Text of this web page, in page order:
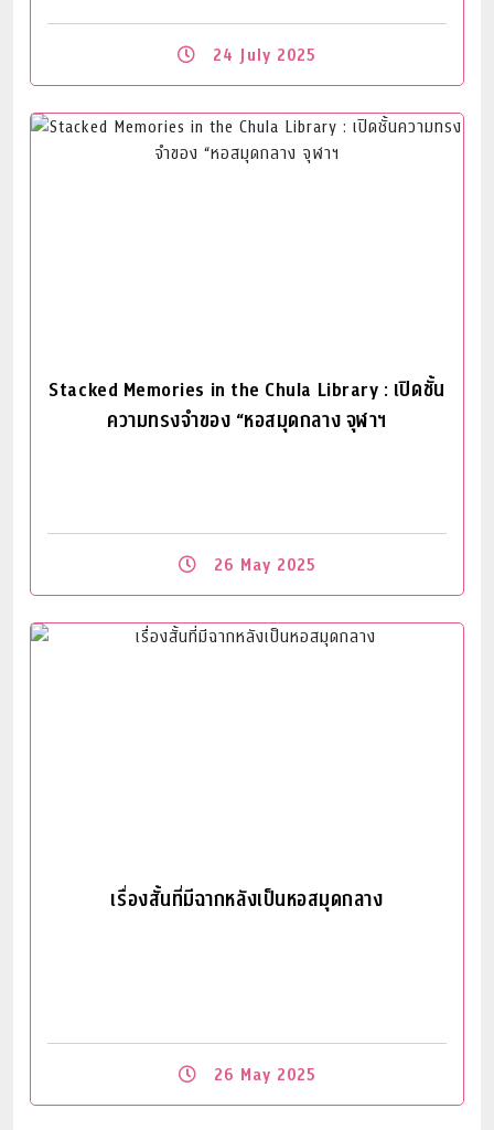
24 July 2025
Stacked Memories in the Chula Library : เปิดชั้น
ความทรงจำของ “หอสมุดกลาง จุฬาฯ
26 May 2025
Read More
เรื่องสั้นที่มีฉากหลังเป็นหอสมุดกลาง
26 May 2025
Read More